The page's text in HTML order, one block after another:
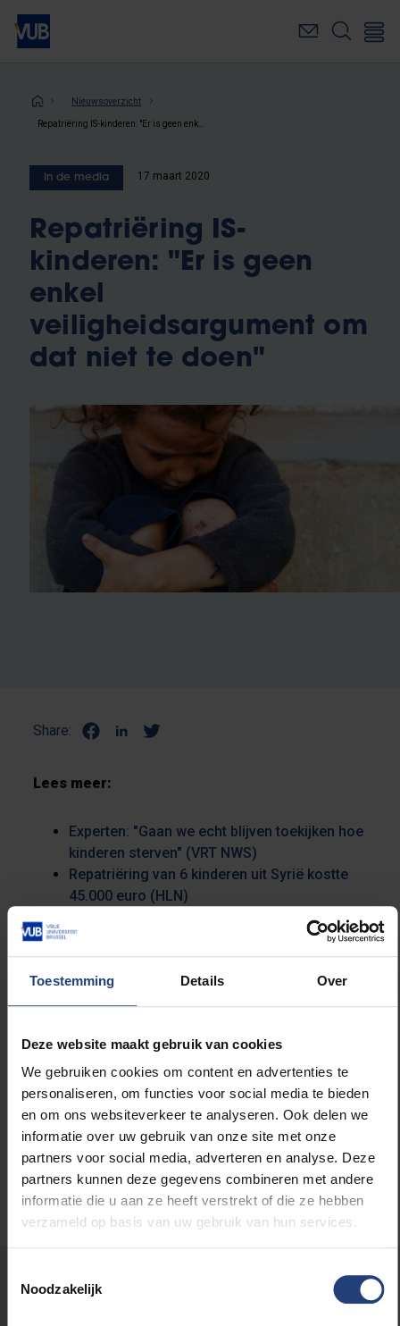
Toestemming Details Over
Deze website maakt gebruik van cookies
We gebruiken cookies om content en advertenties te
personaliseren, om functies voor social media te bieden
en om ons websiteverkeer te analyseren. Ook delen we
informatie over uw gebruik van onze site met onze
partners voor social media, adverteren en analyse. Deze
partners kunnen deze gegevens combineren met andere
informatie die u aan ze heeft verstrekt of die ze hebben
verzameld op basis van uw gebruik van hun services.
Noodzakelijk
Overslaan
naar
inhoudKruimelpad
Nieuwsoverzicht
In de media 17 maart 2020
Repatriëring IS-
kinderen: "Er is geen
enkel
veiligheidsargument om
dat niet te doen"
Share:
Lees meer:
Experten: "Gaan we echt blijven toekijken hoe
kinderen sterven" (VRT NWS)
Repatriëring van 6 kinderen uit Syrië kostte
45.000 euro (HLN)
Unanimiteit over repatriëring, maar hoe en
wat met de IS-kinderen (Metro)
Internationaal